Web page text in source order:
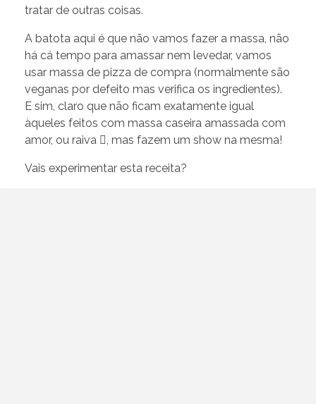
tratar de outras coisas.
A batota aqui é que não vamos fazer a massa, não
há cá tempo para amassar nem levedar, vamos
usar massa de pizza de compra (normalmente são
veganas por defeito mas verifica os ingredientes).
E sim, claro que não ficam exatamente igual
àqueles feitos com massa caseira amassada com
amor, ou raiva , mas fazem um show na mesma!
Vais experimentar esta receita?